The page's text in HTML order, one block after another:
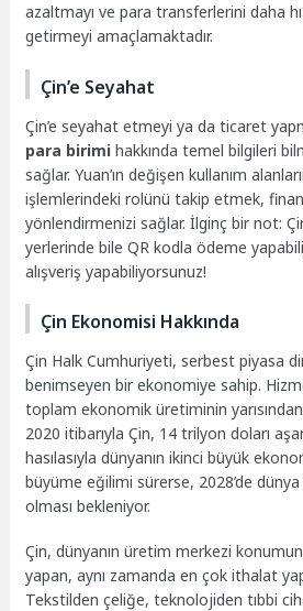
azaltmayı ve para transferlerini daha
getirmeyi amaçlamaktadır.
Çin’e Seyahat
Çin’e seyahat etmeyi ya da ticaret
para birimi hakkında temel bilgileri
sağlar. Yuan’ın değişen kullanım
işlemlerindeki rolünü takip etmek,
yönlendirmenizi sağlar. İlginç bir not:
yerlerinde bile QR kodla ödeme
alışveriş yapabiliyorsunuz!
Çin Ekonomisi Hakkında
Çin Halk Cumhuriyeti, serbest piyasa
benimseyen bir ekonomiye sahip.
toplam ekonomik üretiminin
2020 itibarıyla Çin, 14 trilyon doları
hasılasıyla dünyanın ikinci büyük
büyüme eğilimi sürerse, 2028’de
olması bekleniyor.
Çin, dünyanın üretim merkezi
yapan, aynı zamanda en çok ithalat
Tekstilden çeliğe, teknolojiden tıbbi